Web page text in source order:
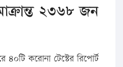
২৩৬৮ জন
করোনা টেস্টের রিপোর্ট